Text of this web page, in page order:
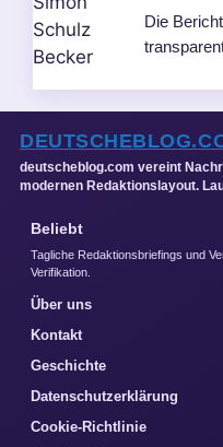
Die
deutscheblog.com vereint
modernen Redaktionslayout.
Beliebt
Tagliche Redaktionsbriefings und
Verifikation.
Über uns
Kontakt
Geschichte
Datenschutzerklärung
Cookie-Richtlinie